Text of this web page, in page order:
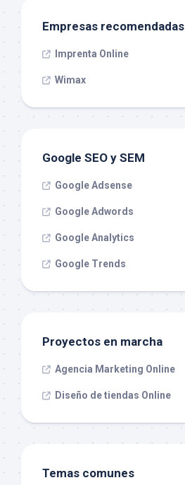
Empresas recomendadas
Imprenta Online
Wimax
Google SEO y SEM
Google Adsense
Google Adwords
Google Analytics
Google Trends
Proyectos en marcha
Agencia Marketing Online
Diseño de tiendas Online
Temas comunes